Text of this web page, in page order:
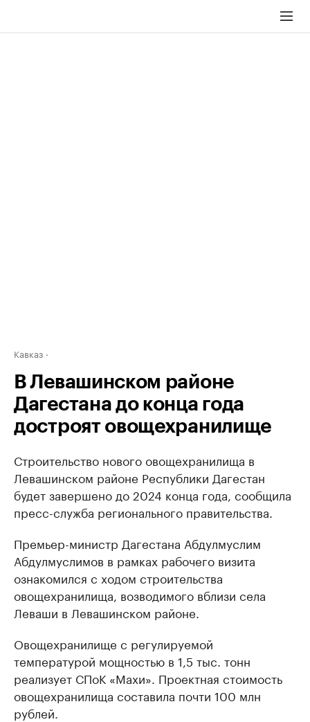
Кавказ
В Левашинском районе
Дагестана до конца года
достроят овощехранилище
Строительство нового овощехранилища в
Левашинском районе Республики Дагестан
будет завершено до 2024 конца года, сообщила
пресс-служба регионального правительства.
Премьер-министр Дагестана Абдулмуслим
Абдулмуслимов в рамках рабочего визита
ознакомился с ходом строительства
овощехранилища, возводимого вблизи села
Леваши в Левашинском районе.
Овощехранилище с регулируемой
температурой мощностью в 1,5 тыс. тонн
реализует СПоК «Махи». Проектная стоимость
овощехранилища составила почти 100 млн
рублей.